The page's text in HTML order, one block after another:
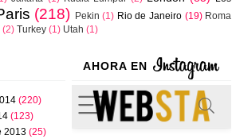
(218) Pekin (1) Rio de Janeiro (19) Roma
(2) Turkey (1) Utah (1)
(220)
(123)
2013 (25)
AHORA EN